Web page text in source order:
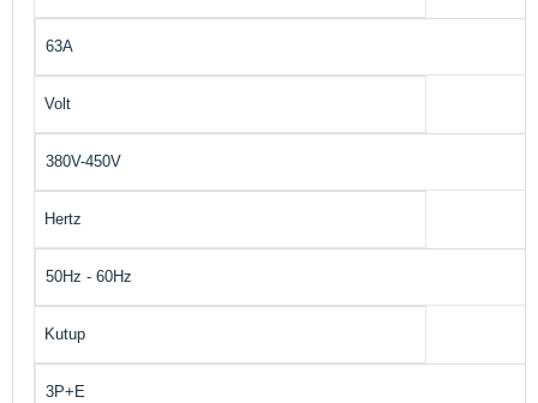
63A
Volt
380V-450V
Hertz
50Hz - 60Hz
Kutup
3P+E